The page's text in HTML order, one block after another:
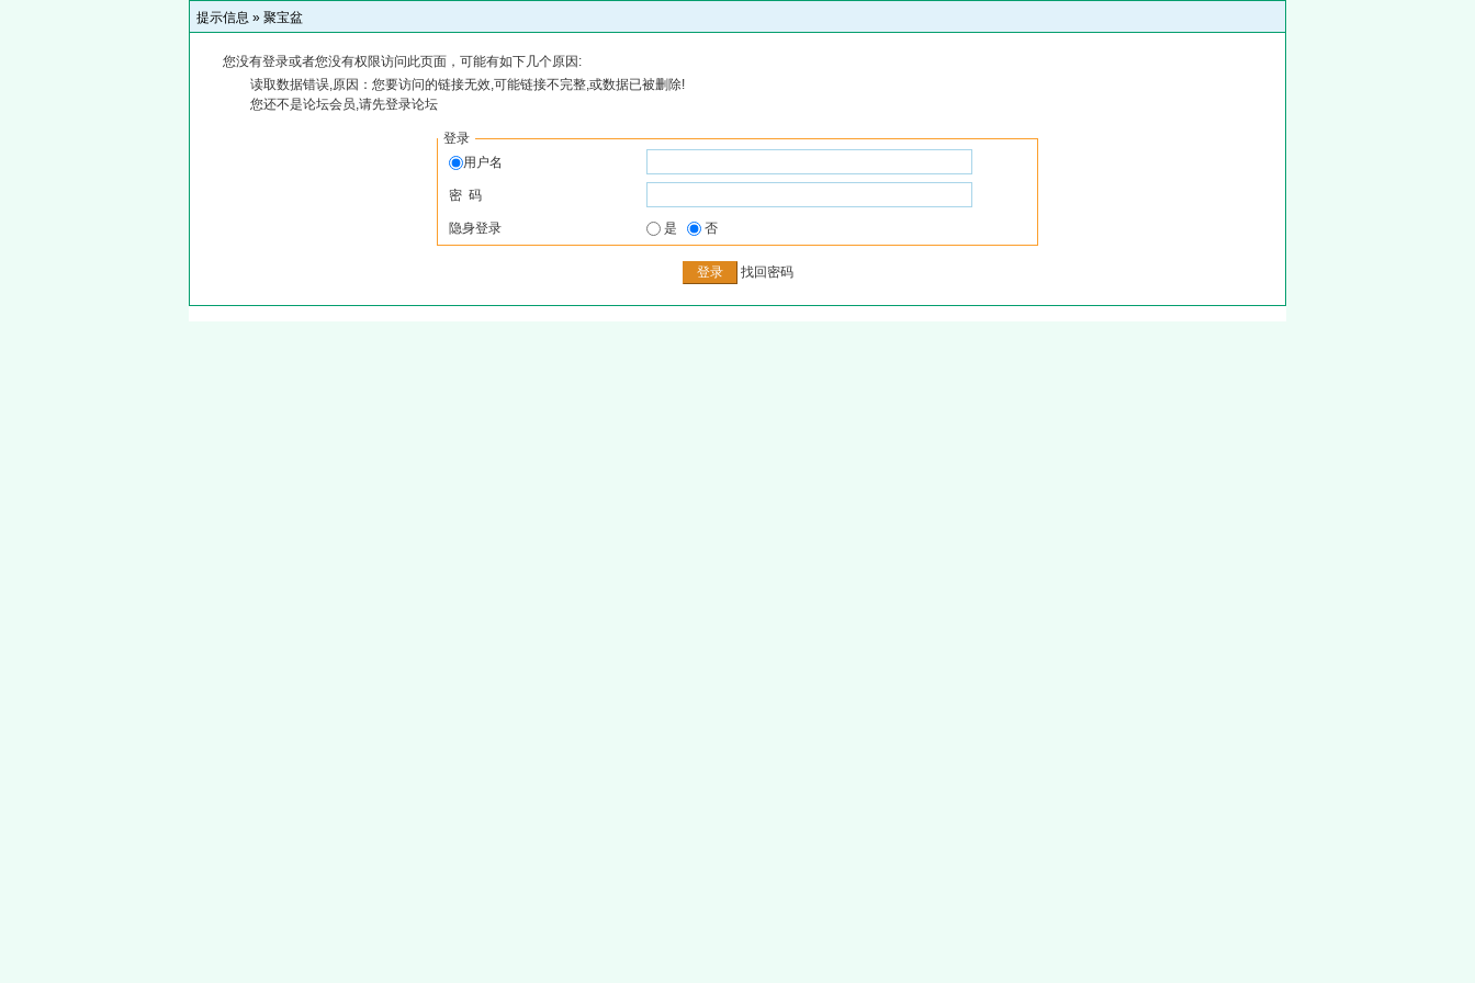
提示信息 » 聚宝盆
您没有登录或者您没有权限访问此页面，可能有如下几个原因:
读取数据错误,原因：您要访问的链接无效,可能链接不完整,或数据已被删除!
您还不是论坛会员,请先登录论坛
登录
用户名
密 码
隐身登录 是 否
找回密码